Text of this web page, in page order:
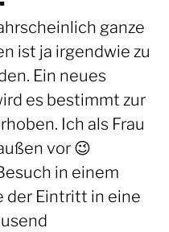
ganze
ist ja irgendwie zu
Ein neues
es bestimmt zur
Ich als Frau
vor 😉
in einem
der Eintritt in eine